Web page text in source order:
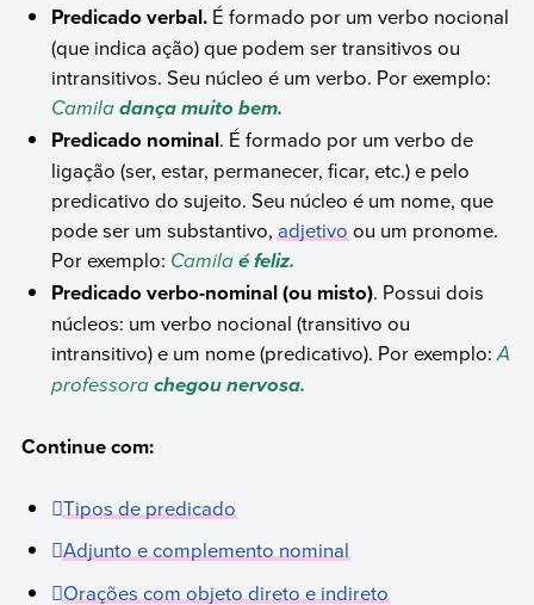
Predicado verbal. É formado por um verbo nocional
(que indica ação) que podem ser transitivos ou
intransitivos. Seu núcleo é um verbo. Por exemplo:
Camiladança muito bem.
Predicado nominal. É formado por um verbo de
ligação (ser, estar, permanecer, ficar, etc.) e pelo
predicativo do sujeito. Seu núcleo é um nome, que
pode ser um substantivo,adjetivoou um pronome.
Por exemplo: Camilaé feliz.
Predicado verbo-nominal (ou misto). Possui dois
núcleos: um verbo nocional (transitivo ou
intransitivo) e um nome (predicativo). Por exemplo:A
professorachegou nervosa.
Continue com:
Tipos de predicado
Adjunto e complemento nominal
Orações com objeto direto e indireto